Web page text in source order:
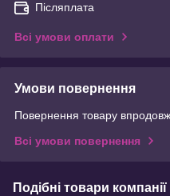
Післяплата
Всі умови оплати
Умови повернення
Повернення товару
Всі умови повернення
Подібні товари компанії